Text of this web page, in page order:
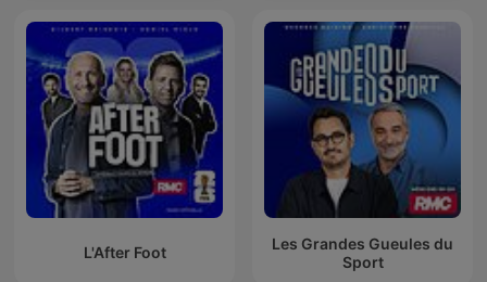
L'After Foot
Les Grandes Gueules du
Sport